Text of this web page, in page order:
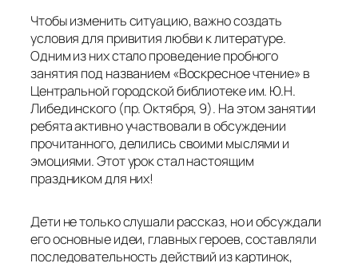
Чтобы изменить ситуацию, важно создать
условия для привития любви к литературе.
Одним из них стало проведение пробного
занятия под названием «Воскресное чтение» в
Центральной городской библиотеке им. Ю.Н.
Либединского (пр. Октября, 9). На этом занятии
ребята активно участвовали в обсуждении
прочитанного, делились своими мыслями и
эмоциями. Этот урок стал настоящим
праздником для них!
Дети не только слушали рассказ, но и обсуждали
его основные идеи, главных героев, составляли
последовательность действий из картинок,